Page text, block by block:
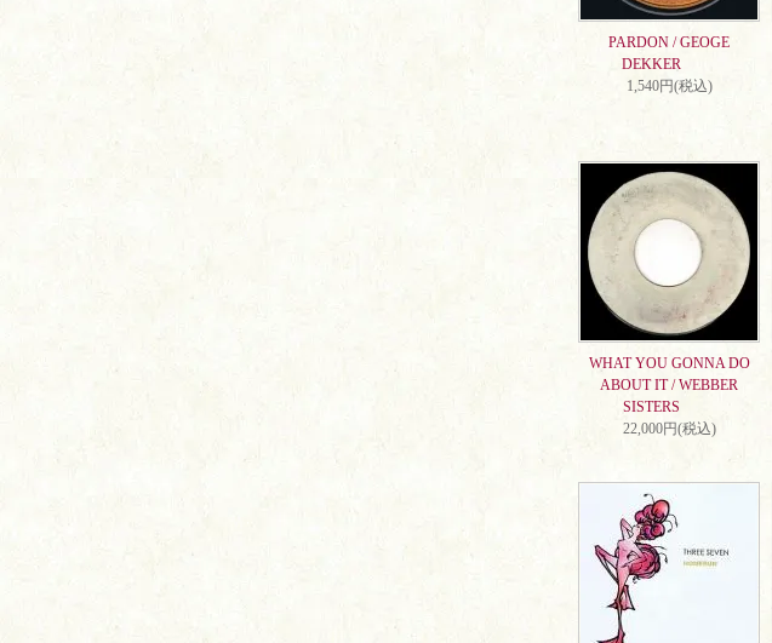
PARDON / GEOGE
DEKKER
1,540円(税込)
WHAT YOU GONNA DO
ABOUT IT / WEBBER
SISTERS
22,000円(税込)